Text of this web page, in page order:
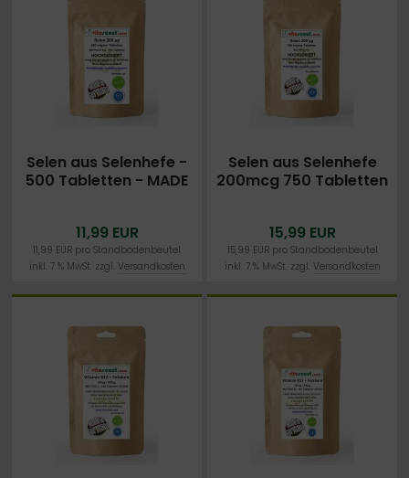
Selen aus Selenhefe -
500 Tabletten - MADE
VEGAN
11,99 EUR
11,99 EUR pro Standbodenbeutel
inkl. 7 % MwSt. zzgl. Versandkosten
Selen aus Selenhefe
200mcg 750 Tabletten
MADE IN GERMANY
15,99 EUR
15,99 EUR pro Standbodenbeutel
inkl. 7 % MwSt. zzgl. Versandkosten